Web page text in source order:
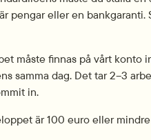
pengar eller en
måste finnas på vårt konto
samma dag. Det tar 2–3
in.
är 100 euro eller